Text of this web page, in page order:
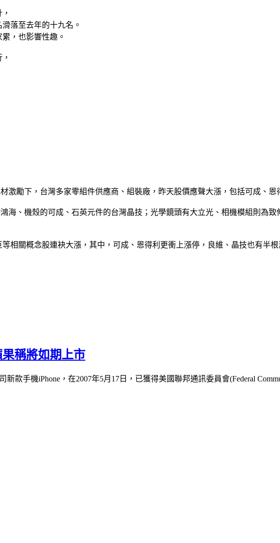
落至去年的十九名。
，也影響性趣。
激勵下，台灣多家零組件供應商、組裝廠，昨天股價應聲大漲，包括可成、恩
海、機殼的可成、石英元件的台灣晶技；光學鏡頭有大立光、相機模組則為
相關概念股連袂大漲，其中，可成、恩得利更衝上漲停，良維、晶技也有半
稱將如期上市
款手機iPhone，在2007年5月17日，已獲得美國聯邦通訊委員會(Federal